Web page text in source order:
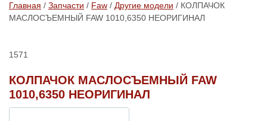
Главная / Запчасти / Faw / Другие модели / КОЛПАЧОК
МАСЛОСЪЕМНЫЙ FAW 1010,6350 НЕОРИГИНАЛ
1571
КОЛПАЧОК МАСЛОСЪЕМНЫЙ FAW
1010,6350 НЕОРИГИНАЛ